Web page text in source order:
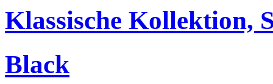
Klassische Kollektion,
Black